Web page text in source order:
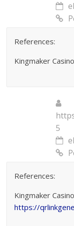
References:
Kingmaker
5
References:
Kingmaker
https://